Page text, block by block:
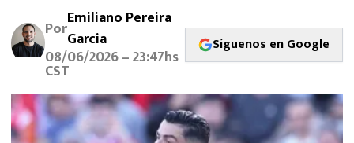
FUTBOL INTERNACIONAL
MEXICANOS EN EL EXTRANJERO
FUTBOL ESTUFA
FÓRMULA 1
PorEmiliano Pereira
Garcia
08/06/2026 – 23:47hs
CST
Síguenos en Google